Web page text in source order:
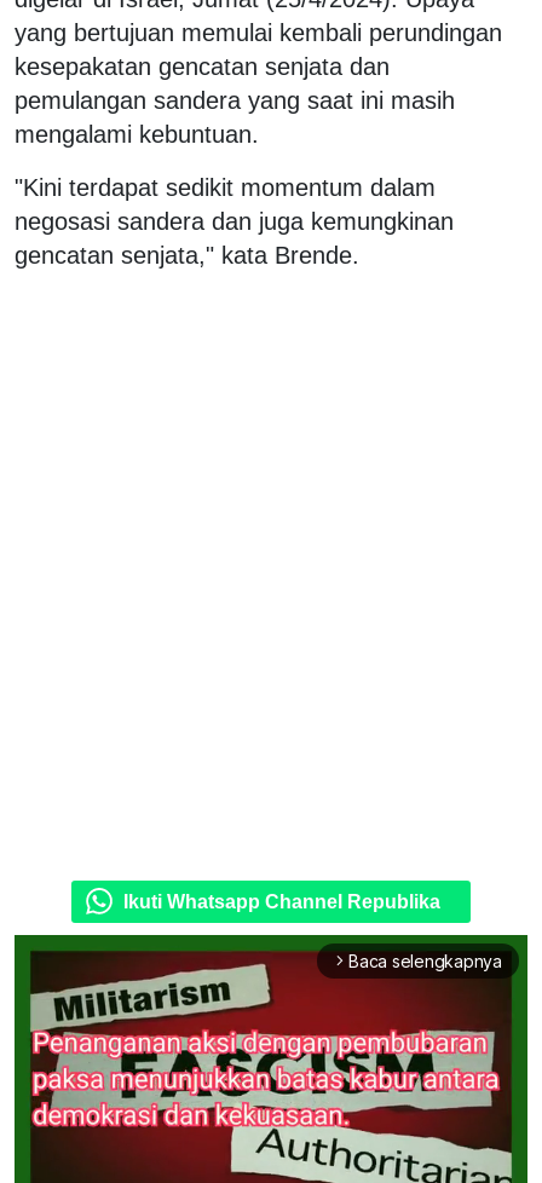
yang bertujuan memulai kembali perundingan
kesepakatan gencatan senjata dan
pemulangan sandera yang saat ini masih
mengalami kebuntuan.
"Kini terdapat sedikit momentum dalam
negosasi sandera dan juga kemungkinan
gencatan senjata," kata Brende.
Ikuti Whatsapp Channel Republika
arrow_forward_ios Baca selengkapnya